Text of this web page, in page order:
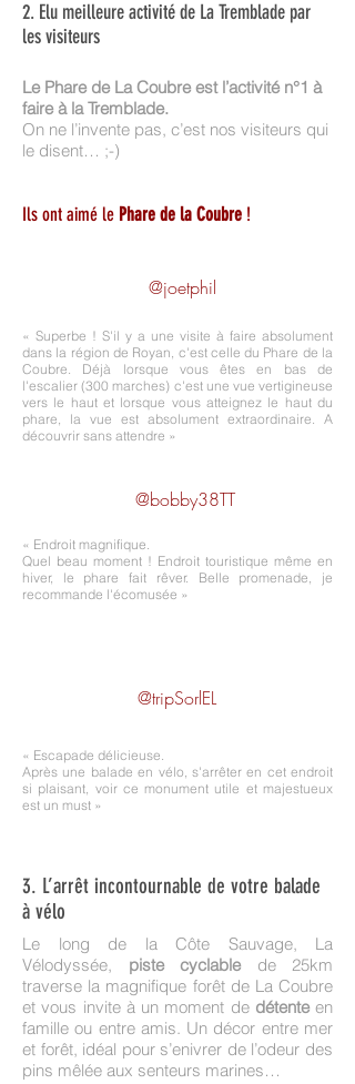
2. ​Elu meilleure activité de La Tremblade par
les visiteurs
Le Phare de La Coubre est l’activité n°1 à
faire à la Tremblade.
On ne l’invente pas, c’est nos visiteurs qui
le disent… ;-)
Ils ont aimé le Phare de la Coubre !
@joetphil
« Superbe ! S'il y a une visite à faire absolument
dans la région de Royan, c'est celle du Phare de la
Coubre. Déjà lorsque vous êtes en bas de
l'escalier (300 marches) c'est une vue vertigineuse
vers le haut et lorsque vous atteignez le haut du
phare, la vue est absolument extraordinaire. A
découvrir sans attendre​ »
@bobby38TT
« Endroit magnifique.
Quel beau moment ! Endroit touristique même en
hiver, le phare fait rêver. Belle promenade, je
recommande l'écomusée »
@tripSorlEL
« Escapade délicieuse.
Après une balade en vélo, s'arrêter en cet endroit
si plaisant, voir ce monument utile et majestueux
est un must »
3. ​L’arrêt incontournable de votre balade
à vélo
Le long de la Côte Sauvage, La
Vélodyssée, piste cyclablede 25km
traverse la magnifique forêt de La Coubre
et vous invite à un moment de détente en
famille ou entre amis. Un décor entre mer
et forêt, idéal pour s’enivrer de l’odeur des
pins mêlée aux senteurs marines…